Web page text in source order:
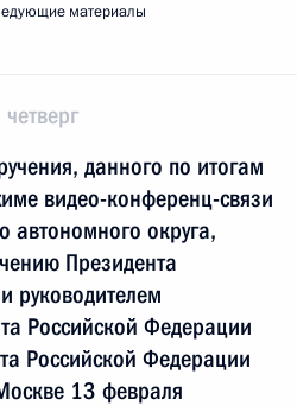
материалы
данного по итогам
видео-конференц-связи
автономного округа,
Президента
руководителем
Российской Федерации
Российской Федерации
13 февраля